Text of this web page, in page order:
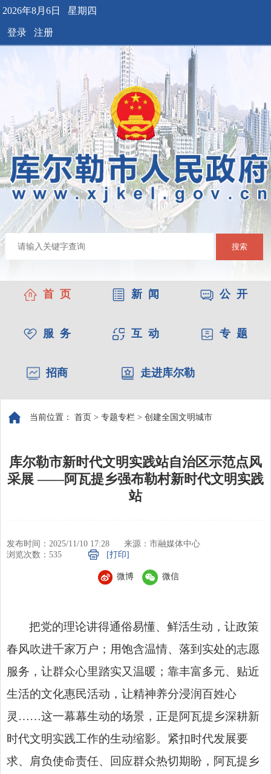
2026年8月6日 星期四
登录 注册
搜索
首 页 新 闻 公 开
服 务 互 动 专 题
招商 走进库尔勒
当前位置： 首页 > 专题专栏 > 创建全国文明城市
库尔勒市新时代文明实践站自治区示范点风
采展 ——阿瓦提乡强布勒村新时代文明实践
站
发布时间：2025/11/10 17:28
来源：市融媒体中心
浏览次数： 535 [打印]
微博 微信
把党的理论讲得通俗易懂、鲜活生动，让政策
春风吹进千家万户；用饱含温情、落到实处的志愿
服务，让群众心里踏实又温暖；靠丰富多元、贴近
生活的文化惠民活动，让精神养分浸润百姓心
灵……这一幕幕生动的场景，正是阿瓦提乡深耕新
时代文明实践工作的生动缩影。紧扣时代发展要
求、肩负使命责任、回应群众热切期盼，阿瓦提乡